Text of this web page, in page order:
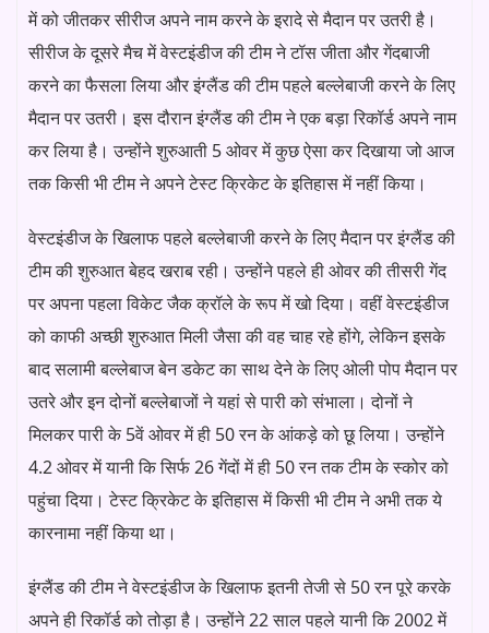
में को जीतकर सीरीज अपने नाम करने के इरादे से मैदान पर उतरी है।
सीरीज के दूसरे मैच में वेस्टइंडीज की टीम ने टॉस जीता और गेंदबाजी
करने का फैसला लिया और इंग्लैंड की टीम पहले बल्लेबाजी करने के लिए
मैदान पर उतरी। इस दौरान इंग्लैंड की टीम ने एक बड़ा रिकॉर्ड अपने नाम
कर लिया है। उन्होंने शुरुआती 5 ओवर में कुछ ऐसा कर दिखाया जो आज
तक किसी भी टीम ने अपने टेस्ट क्रिकेट के इतिहास में नहीं किया।
वेस्टइंडीज के खिलाफ पहले बल्लेबाजी करने के लिए मैदान पर इंग्लैंड की
टीम की शुरुआत बेहद खराब रही। उन्होंने पहले ही ओवर की तीसरी गेंद
पर अपना पहला विकेट जैक क्रॉले के रूप में खो दिया। वहीं वेस्टइंडीज
को काफी अच्छी शुरुआत मिली जैसा की वह चाह रहे होंगे, लेकिन इसके
बाद सलामी बल्लेबाज बेन डकेट का साथ देने के लिए ओली पोप मैदान पर
उतरे और इन दोनों बल्लेबाजों ने यहां से पारी को संभाला। दोनों ने
मिलकर पारी के 5वें ओवर में ही 50 रन के आंकड़े को छू लिया। उन्होंने
4.2 ओवर में यानी कि सिर्फ 26 गेंदों में ही 50 रन तक टीम के स्कोर को
पहुंचा दिया। टेस्ट क्रिकेट के इतिहास में किसी भी टीम ने अभी तक ये
कारनामा नहीं किया था।
इंग्लैंड की टीम ने वेस्टइंडीज के खिलाफ इतनी तेजी से 50 रन पूरे करके
अपने ही रिकॉर्ड को तोड़ा है। उन्होंने 22 साल पहले यानी कि 2002 में